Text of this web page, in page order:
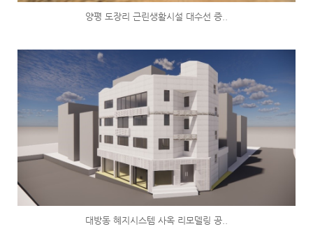
양평 도장리 근린생활시설 대수선 증..
대방동 혜지시스템 사옥 리모델링 공..